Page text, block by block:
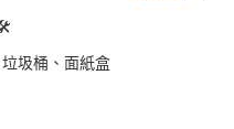
圾桶、面紙盒